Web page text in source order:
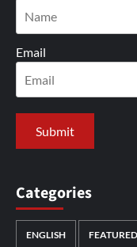
Email
Categories
ENGLISH FEATURED